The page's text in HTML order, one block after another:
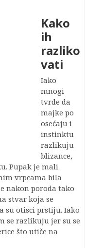
Kako
ih
razliko
vati
Iako
mnogi
tvrde da
majke po
osećaju i
instinktu
razlikuju
blizance,
Pupak je mali
vrpcama bila
nakon poroda tako
stvar koja se
su otisci prstiju. Iako
se razlikuju jer su se
što utiče na